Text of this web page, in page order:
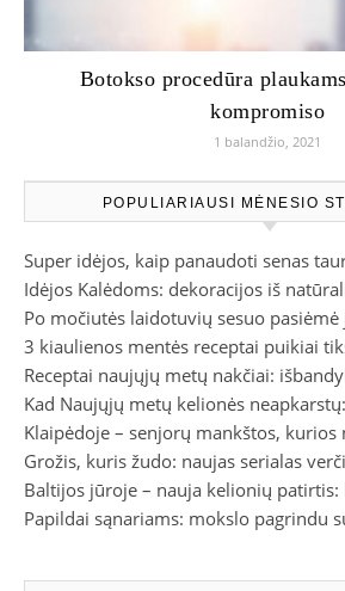
Botokso procedūra
kompromiso
1 balandžio, 2021
POPULIARIAUSI MĖNESIO
Super idėjos, kaip panaudoti senas
Idėjos Kalėdoms: dekoracijos iš
Po močiutės laidotuvių sesuo
3 kiaulienos mentės receptai puikiai
Receptai naujųjų metų nakčiai:
Kad Naujųjų metų kelionės
Klaipėdoje – senjorų mankštos, kurios
Grožis, kuris žudo: naujas serialas
Baltijos jūroje – nauja kelionių
Papildai sąnariams: mokslo pagrindu